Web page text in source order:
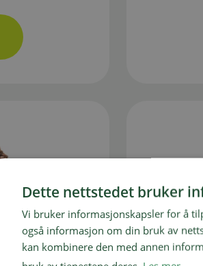
blomsterbed,
og trær, og
Dette nettstedet bruker
Vi bruker informasjonskapsler for å
også informasjon om din bruk av
kan kombinere den med annen